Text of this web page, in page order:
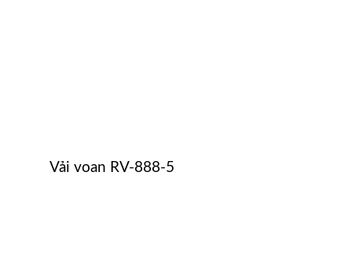
Vải voan RV-888-5